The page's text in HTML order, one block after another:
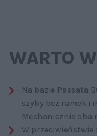
WARTO
Na bazie Passata
szyby bez ramek i
Mechanicznie oba
W przeciwieństwie